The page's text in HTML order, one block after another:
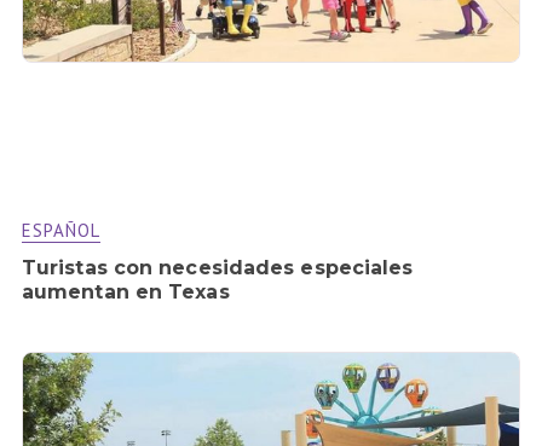
ESPAÑOL
Turistas con necesidades especiales
aumentan en Texas